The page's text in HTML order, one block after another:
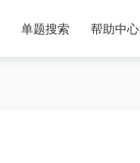
单题搜索 帮助中心